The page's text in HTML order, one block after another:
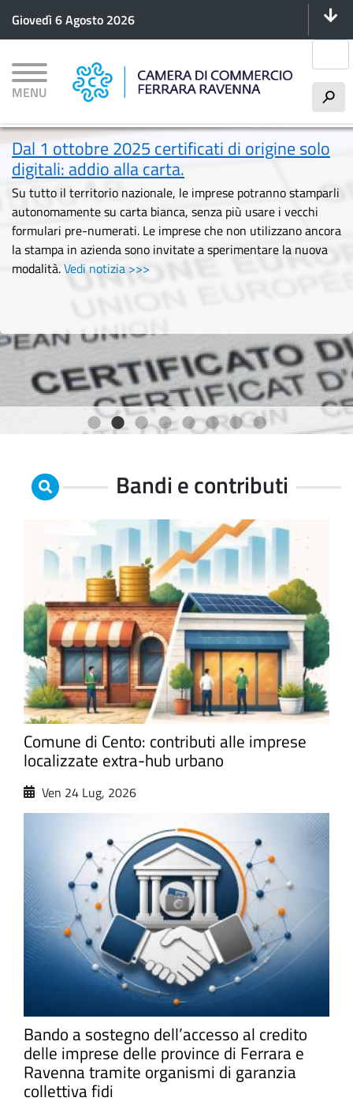
principale
Giovedì 6 Agosto 2026
MENU h
Dal 1 ottobre 2025 certificati di origine solo
digitali: addio alla carta.
Su tutto il territorio nazionale, le imprese potranno stamparli
autonomamente su carta bianca, senza più usare i vecchi
formulari pre-numerati. Le imprese che non utilizzano ancora
la stampa in azienda sono invitate a sperimentare la nuova
modalità.Vedi notizia >>>
1 2 3 4 5 6 7 8
Bandi e contributi
Comune di Cento: contributi alle imprese
localizzate extra-hub urbano
Ven 24 Lug, 2026
Bando a sostegno dell’accesso al credito
delle imprese delle province di Ferrara e
Ravenna tramite organismi di garanzia
collettiva fidi